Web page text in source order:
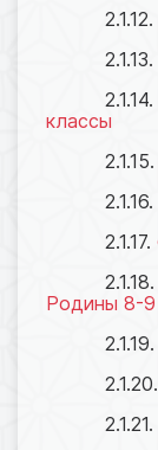
2.1.12.
2.1.13.
2.1.14.
классы
2.1.15.
2.1.16.
2.1.17.
2.1.18.
Родины 8-9
2.1.19.
2.1.20.
2.1.21.